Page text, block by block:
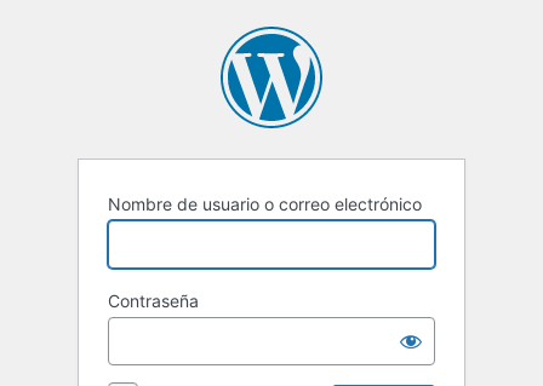
Nombre de usuario o correo electrónico
Contraseña